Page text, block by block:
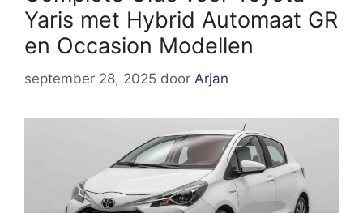
Yaris met Hybrid Automaat GR
en Occasion Modellen
september 28, 2025 door Arjan